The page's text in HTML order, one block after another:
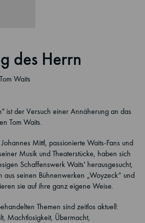
des Herrn
Waits
ist der Versuch einer Annäherung an das
Tom Waits.
Mittl, passionierte Waits-Fans und
Musik und Theaterstücke, haben sich
Schaffenswerk Waits' herausgesucht,
aus seinen Bühnenwerken „Woyzeck“ und
sie auf ihre ganz eigene Weise.
Themen sind zeitlos aktuell:
Machtlosigkeit, Übermacht,